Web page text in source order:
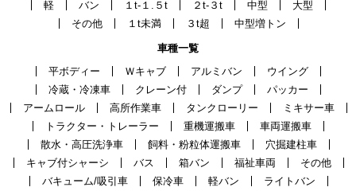
軽
バン １t-１.５t ２t-３t 中型
大型
その他
１t未満 ３t超 中型増トン
車種一覧
平ボディー
Ｗキャブ アルミバン
ウイング
冷蔵・冷凍車
クレーン付 ダンプ
パッカー
アームロール
高所作業車 タンクローリー
ミキサー車
トラクター・トレーラー
重機運搬車
車両運搬車
散水・高圧洗浄車
飼料・粉粒体運搬車
穴掘建柱車
キャブ付シャーシ
バス 箱バン 福祉車両
その他
バキューム/吸引車
保冷車 軽バン
ライトバン